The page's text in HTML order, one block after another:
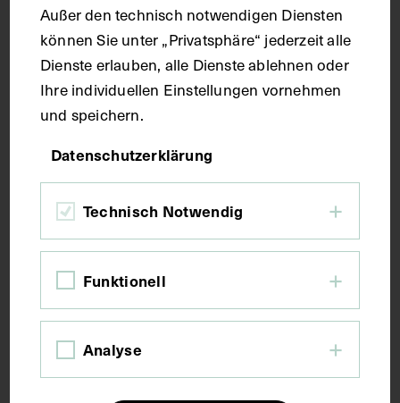
Seitenblatt 38,6 x 27,3 cm
Kurzbeschreibung
Der Text ist die ergänzende Beschreibung in
deutscher Sprache zum anatomischen Wachsmodell
des Magens.
Schlagwörter
Anatomie Lehrmittel Magen Omentum
Außer den technisch notwendigen Diensten
können Sie unter „Privatsphäre“ jederzeit alle
Dienste erlauben, alle Dienste ablehnen oder
Ihre individuellen Einstellungen vornehmen
und speichern.
Datenschutzerklärung
Technisch Notwendig
Funktionell
Analyse